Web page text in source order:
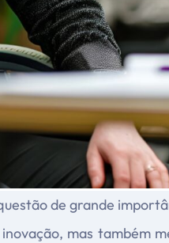
de grande
mas também